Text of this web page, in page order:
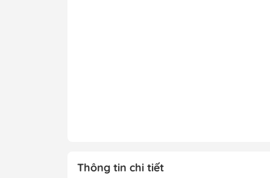
Thông tin chi tiết